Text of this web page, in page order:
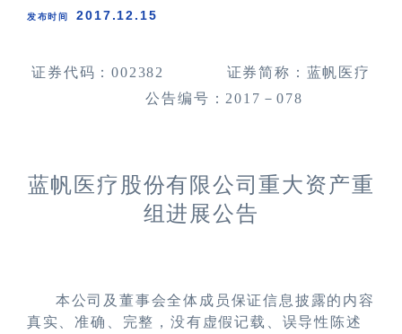
发布时间 2017.12.15
证券代码：002382
证券简称：蓝帆医疗
公告编号： 201 7－078
蓝帆医疗股份有限公司重大资产重
组进展公告
本公司及董事会全体成员保证信息披露的内容
真实、准确、完整，没有虚假记载、误导性陈述